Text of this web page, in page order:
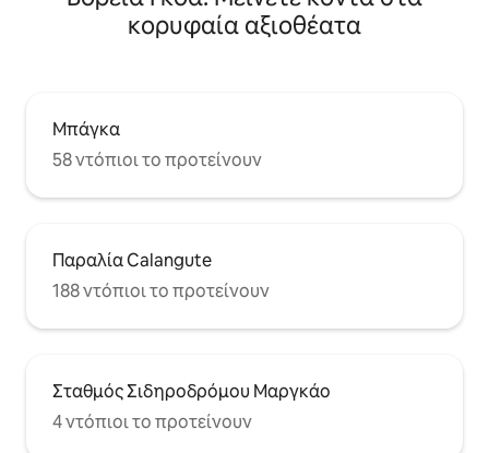
κορυφαία αξιοθέατα
Μπάγκα
58 ντόπιοι το προτείνουν
Παραλία Calangute
188 ντόπιοι το προτείνουν
Σταθμός Σιδηροδρόμου Μαργκάο
4 ντόπιοι το προτείνουν